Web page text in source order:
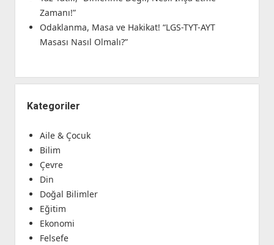
Zamanı!”
Odaklanma, Masa ve Hakikat! “LGS-TYT-AYT
Masası Nasıl Olmalı?”
Kategoriler
Aile & Çocuk
Bilim
Çevre
Din
Doğal Bilimler
Eğitim
Ekonomi
Felsefe